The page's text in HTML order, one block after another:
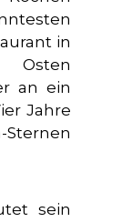
in
Osten
an ein
Jahre
sein